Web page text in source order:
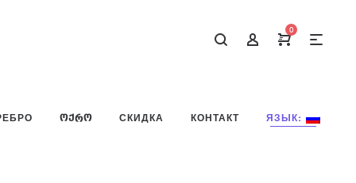
0
ᲝᲥᲠᲝ СКИДКА КОНТАКТ ЯЗЫК: